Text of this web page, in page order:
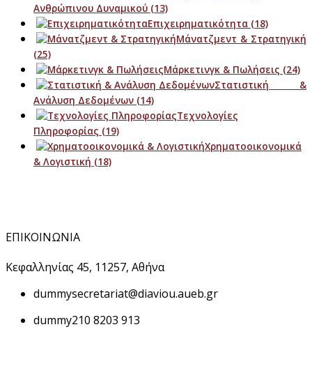
Ανθρώπινου Δυναμικού (13)
Επιχειρηματικότητα (18)
Μάνατζμεντ & Στρατηγική
(25)
Μάρκετινγκ & Πωλήσεις (24)
Στατιστική &
Ανάλυση Δεδομένων (14)
Τεχνολογίες
Πληροφορίας (19)
Χρηματοοικονομικά
& Λογιστική (18)
ΕΠΙΚΟΙΝΩΝΙΑ
Κεφαλληνίας 45, 11257, Αθήνα
dummysecretariat@diaviou.aueb.gr
dummy210 8203 913